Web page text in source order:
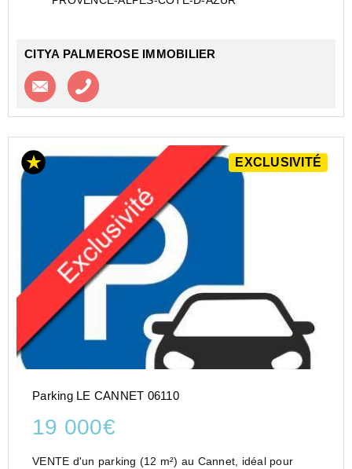
CITYA PALMEROSE IMMOBILIER
Contacter l'agence
EXCLUSIVITÉ
Parking LE CANNET 06110
19 000€
VENTE d'un parking (12 m²) au Cannet, idéal pour